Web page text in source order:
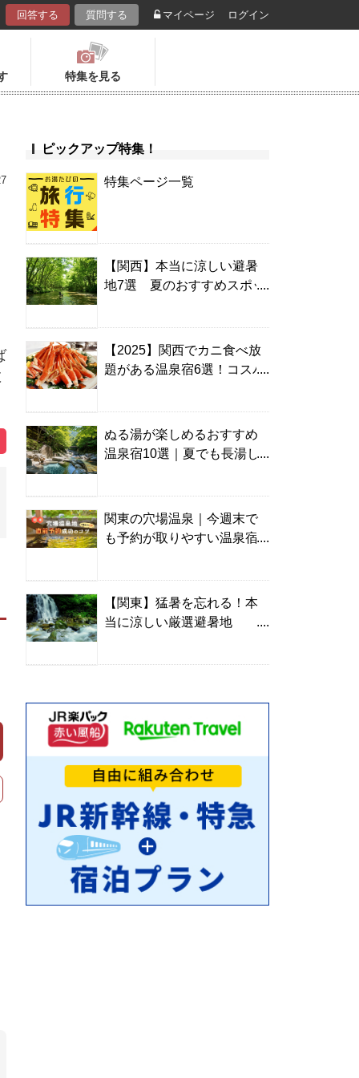
回答する 質問する マイページ ログイン
特集を見る
ピックアップ特集！
特集ページ一覧
【関西】本当に涼しい避暑
地7選 夏のおすすめスポッ
【2025】関西でカニ食べ放
題がある温泉宿6選！コスパ
ぬる湯が楽しめるおすすめ
温泉宿10選｜夏でも長湯し
関東の穴場温泉｜今週末で
も予約が取りやすい温泉宿
【関東】猛暑を忘れる！本
当に涼しい厳選避暑地